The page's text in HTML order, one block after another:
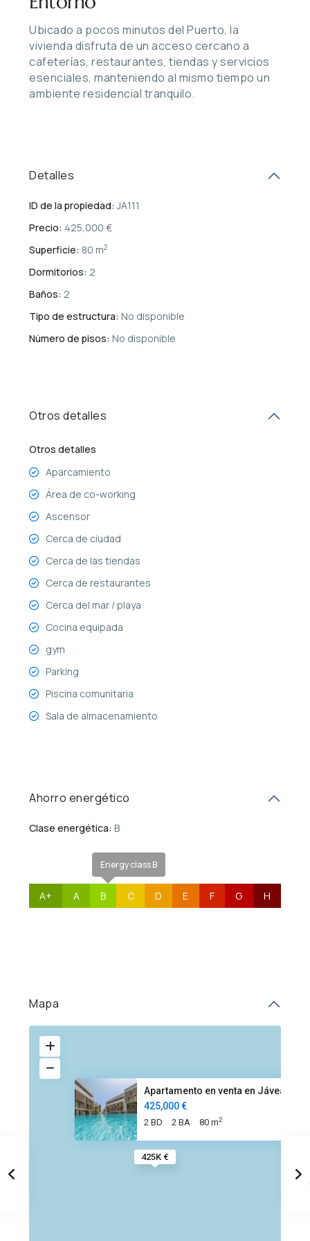
Ubicado a pocos minutos del Puerto, la
vivienda disfruta de un acceso cercano a
cafeterías, restaurantes, tiendas y servicios
esenciales, manteniendo al mismo tiempo un
ambiente residencial tranquilo.
Detalles
ID de la propiedad: JA111
Precio: 425,000 €
Superficie: 80 m2
Dormitorios: 2
Baños: 2
Tipo de estructura: No disponible
Número de pisos: No disponible
Otros detalles
Otros detalles
Aparcamiento
Área de co-working
Ascensor
Cerca de ciudad
Cerca de las tiendas
Cerca de restaurantes
Cerca del mar / playa
Cocina equipada
gym
Parking
Piscina comunitaria
Sala de almacenamiento
Ahorro energético
Clase energética: B
A+ A
Energy class B
B C D E F G H
Mapa
425K €
Apartamento en venta en Jávea
425,000 €
2 BD 2 BA 80 m2